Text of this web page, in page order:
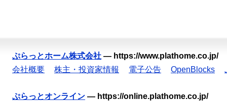
ぷらっとホーム株式会社 — https://www.plathome.co.jp/
会社概要
株主・投資家情報 電子公告 OpenBlocks
ぷらっとオンライン — https://online.plathome.co.jp/